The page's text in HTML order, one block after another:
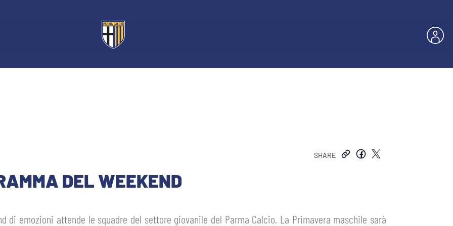
SHARE
DEL WEEKEND
di emozioni attende le squadre del settore giovanile del Parma Calcio. La Primavera maschile sarà